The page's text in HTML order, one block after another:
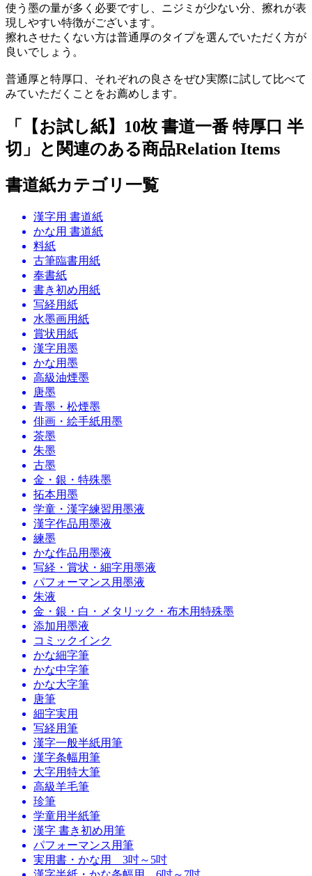
使う墨の量が多く必要ですし、ニジミが少ない分、擦れが表
現しやすい特徴がございます。
擦れさせたくない方は普通厚のタイプを選んでいただく方が
良いでしょう。
普通厚と特厚口、それぞれの良さをぜひ実際に試して比べて
みていただくことをお薦めします。
「【お試し紙】10枚 書道一番 特厚口 半
切」と関連のある商品Relation Items
書道紙カテゴリ一覧
漢字用 書道紙
かな用 書道紙
料紙
古筆臨書用紙
奉書紙
書き初め用紙
写経用紙
水墨画用紙
賞状用紙
漢字用墨
かな用墨
高級油煙墨
唐墨
青墨・松煙墨
俳画・絵手紙用墨
茶墨
朱墨
古墨
金・銀・特殊墨
拓本用墨
学童・漢字練習用墨液
漢字作品用墨液
練墨
かな作品用墨液
写経・賞状・細字用墨液
パフォーマンス用墨液
朱液
金・銀・白・メタリック・布木用特殊墨
添加用墨液
コミックインク
かな細字筆
かな中字筆
かな大字筆
唐筆
細字実用
写経用筆
漢字一般半紙用筆
漢字条幅用筆
大字用特大筆
高級羊毛筆
珍筆
学童用半紙筆
漢字 書き初め用筆
パフォーマンス用筆
実用書・かな用 3吋～5吋